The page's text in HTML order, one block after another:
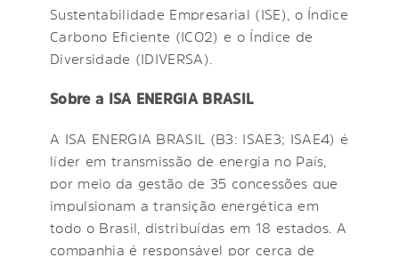
Sustentabilidade Empresarial (ISE), o Índice
Carbono Eficiente (ICO2) e o Índice de
Diversidade (IDIVERSA).
Sobre a ISA ENERGIA BRASIL
A ISA ENERGIA BRASIL (B3: ISAE3; ISAE4) é
líder em transmissão de energia no País,
por meio da gestão de 35 concessões que
impulsionam a transição energética em
todo o Brasil, distribuídas em 18 estados. A
companhia é responsável por cerca de